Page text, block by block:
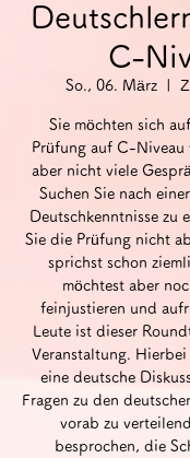
C-
So., 06. März
Sie möchten sich
Prüfung auf C-Niveau
aber nicht viele
Suchen Sie nach
Deutschkenntnisse zu
Sie die Prüfung nicht
sprichst schon
möchtest aber
feinjustieren und
Leute ist dieser
Veranstaltung.
eine deutsche
Fragen zu den
vorab zu
besprochen, die